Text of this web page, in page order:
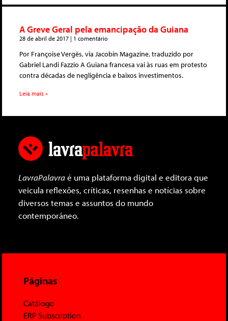
A Greve Geral pela emancipação da Guiana
28 de abril de 2017 1 comentário
Por Françoise Vergès, via Jacobin Magazine, traduzido por
Gabriel Landi Fazzio A Guiana francesa vai às ruas em protesto
contra décadas de negligência e baixos investimentos.
Leia mais »
LavraPalavraé uma plataforma digital e editora que
veicula reflexões, críticas, resenhas e notícias sobre
diversos temas e assuntos do mundo
contemporâneo.
Páginas
Catálogo
ERP Subscription